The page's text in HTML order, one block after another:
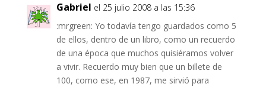
Gabriel el 25 julio 2008 a las 15:36
:mrgreen: Yo todavía tengo guardados como 5
de ellos, dentro de un libro, como un recuerdo
de una época que muchos quisiéramos volver
a vivir. Recuerdo muy bien que un billete de
100, como ese, en 1987, me sirvió para